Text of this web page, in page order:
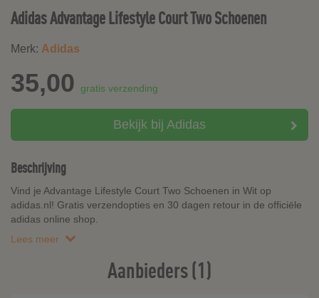
Adidas Advantage Lifestyle Court Two Schoenen
Merk: Adidas
35,00 gratis verzending
Bekijk bij Adidas
Beschrijving
Vind je Advantage Lifestyle Court Two Schoenen in Wit op
adidas.nl! Gratis verzendopties en 30 dagen retour in de officiële
adidas online shop.
Lees meer
Aanbieders (1)